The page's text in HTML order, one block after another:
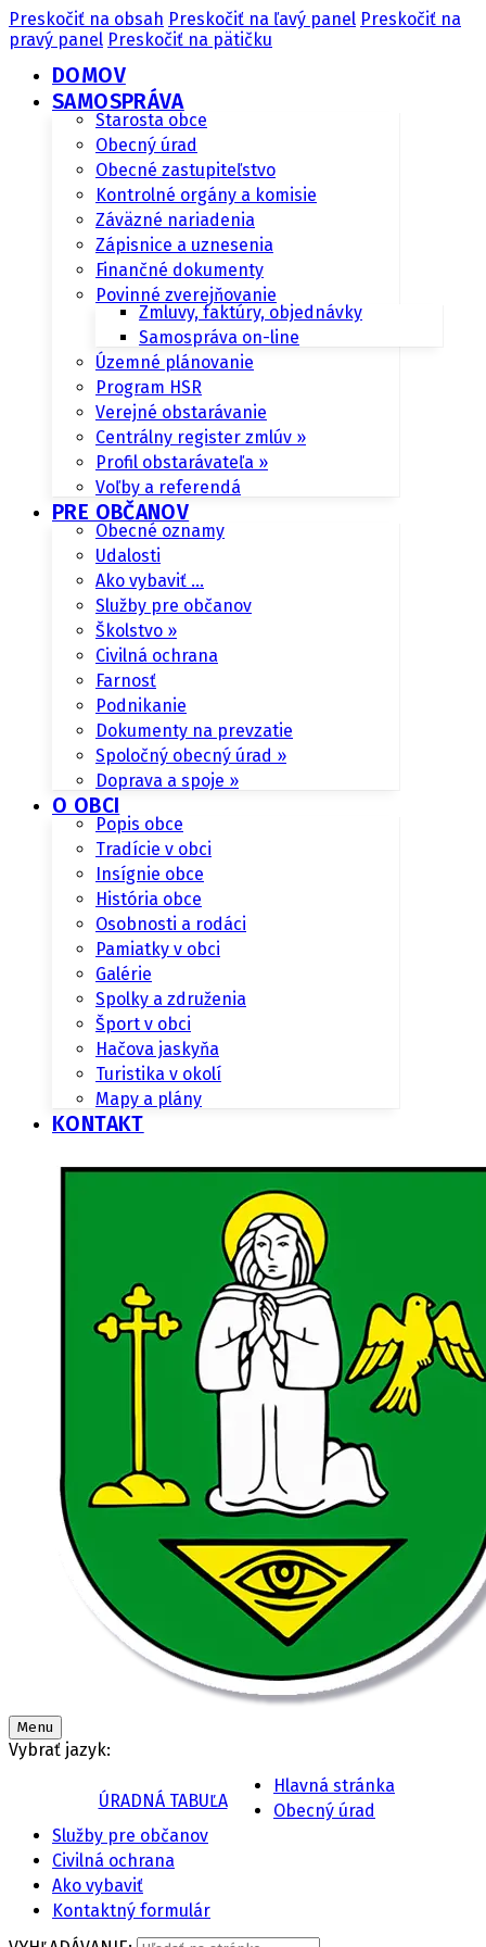
Preskočiť na obsah Preskočiť na ľavý panel Preskočiť na
pravý panel Preskočiť na pätičku
DOMOV
SAMOSPRÁVA
Starosta obce
Obecný úrad
Obecné zastupiteľstvo
Kontrolné orgány a komisie
Záväzné nariadenia
Zápisnice a uznesenia
Finančné dokumenty
Povinné zverejňovanie
Zmluvy, faktúry, objednávky
Samospráva on-line
Územné plánovanie
Program HSR
Verejné obstarávanie
Centrálny register zmlúv »
Profil obstarávateľa »
Voľby a referendá
PRE OBČANOV
Obecné oznamy
Udalosti
Ako vybaviť …
Služby pre občanov
Školstvo »
Civilná ochrana
Farnosť
Podnikanie
Dokumenty na prevzatie
Spoločný obecný úrad »
Doprava a spoje »
O OBCI
Popis obce
Tradície v obci
Insígnie obce
História obce
Osobnosti a rodáci
Pamiatky v obci
Galérie
Spolky a združenia
Šport v obci
Hačova jaskyňa
Turistika v okolí
Mapy a plány
KONTAKT
Menu
Vybrať jazyk:
ÚRADNÁ TABUĽA
Hlavná stránka
Obecný úrad
Služby pre občanov
Civilná ochrana
Ako vybaviť
Kontaktný formulár